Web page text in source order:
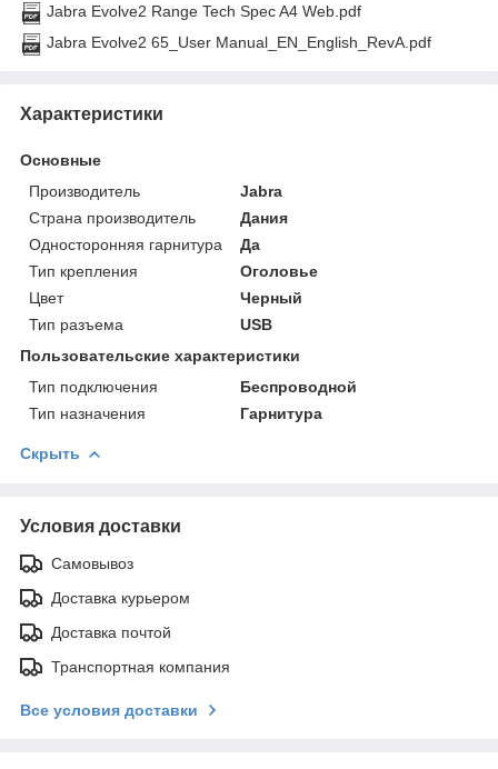
Jabra Evolve2 Range Tech Spec A4 Web.pdf
Jabra Evolve2 65_User Manual_EN_English_RevA.pdf
Характеристики
Основные
Производитель
Jabra
Страна производитель
Дания
Односторонняя гарнитура
Да
Тип крепления
Оголовье
Цвет
Черный
Тип разъема
USB
Пользовательские характеристики
Тип подключения
Беспроводной
Тип назначения
Гарнитура
Скрыть
Условия доставки
Самовывоз
Доставка курьером
Доставка почтой
Транспортная компания
Все условия доставки